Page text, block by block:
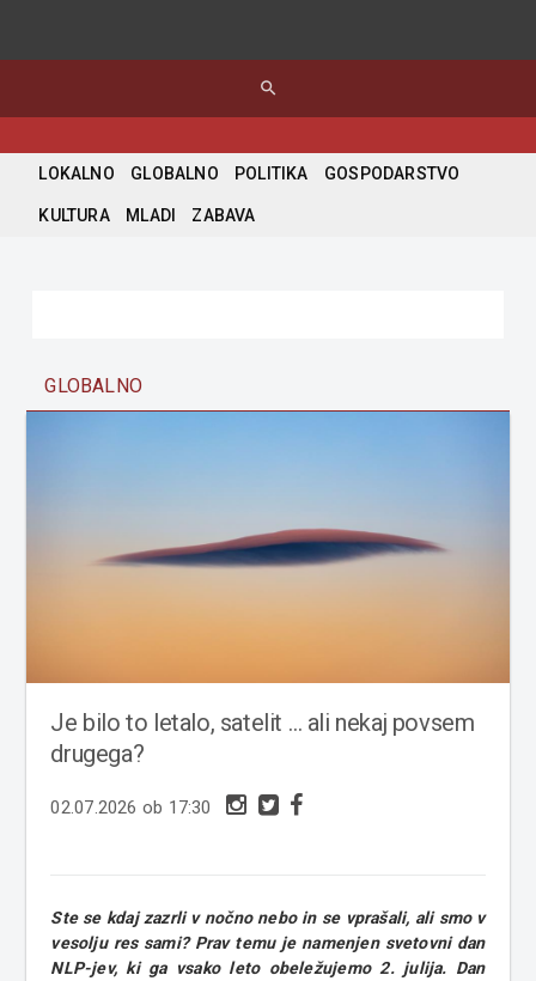
search
LOKALNO GLOBALNO POLITIKA GOSPODARSTVO
KULTURA MLADI ZABAVA
GLOBALNO
Je bilo to letalo, satelit … ali nekaj povsem
drugega?
02.07.2026 ob 17:30
Ste se kdaj zazrli v nočno nebo in se vprašali, ali smo v
vesolju res sami? Prav temu je namenjen svetovni dan
NLP-jev, ki ga vsako leto obeležujemo 2. julija. Dan